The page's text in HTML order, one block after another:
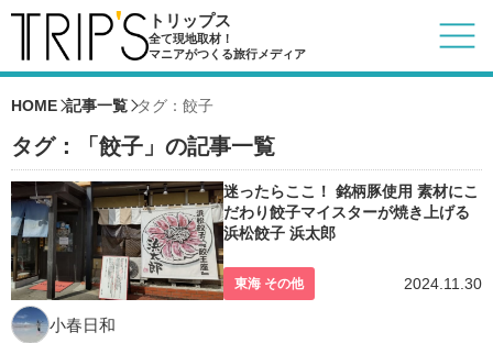
トリップス
全て現地取材！
マニアがつくる旅行メディア
HOME 記事一覧 タグ：餃子
タグ：「餃子」の記事一覧
迷ったらここ！ 銘柄豚使用 素材にこ
だわり餃子マイスターが焼き上げる
浜松餃子 浜太郎
東海 その他 2024.11.30
小春日和